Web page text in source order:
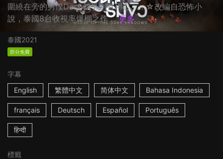
圍繞在旁的男僕Dech似乎別有用心…… ☆改編自恐怖小
說，泰國8台收視率爆棚之作 ... 更多
泰國2021
部分免費
字幕
English
繁體中文 简体中文 Bahasa Indonesia
français Deutsch Español Português
हिन्दी
標籤